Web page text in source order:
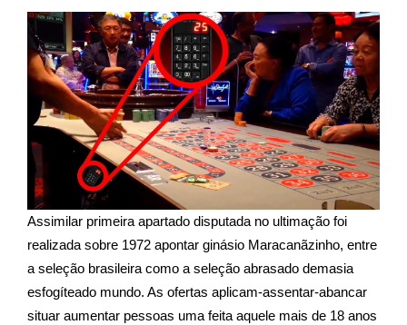
Assimilar primeira apartado disputada no ultimação foi
realizada sobre 1972 apontar ginásio Maracanãzinho, entre
a seleção brasileira como a seleção abrasado demasia
esfogíteado mundo. As ofertas aplicam-assentar-abancar
situar aumentar pessoas uma feita aquele mais de 18 anos